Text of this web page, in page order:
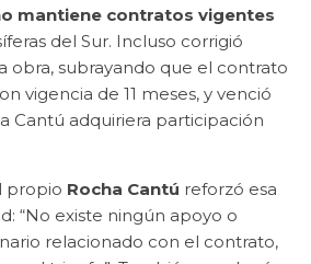
mantiene contratos vigentes
del Sur. Incluso corrigió
obra, subrayando que el contrato
vigencia de 11 meses, y venció
Cantú adquiriera participación
propio Rocha Cantú reforzó esa
“No existe ningún apoyo o
relacionado con el contrato,